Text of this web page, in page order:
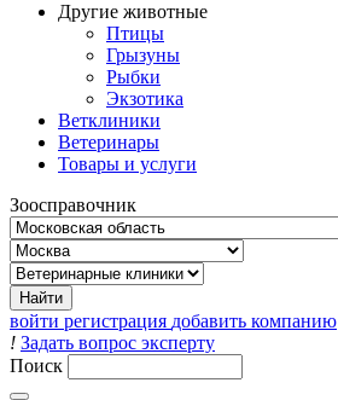
Другие животные
Птицы
Грызуны
Рыбки
Экзотика
Ветклиники
Ветеринары
Товары и услуги
Зоосправочник
войти регистрация добавить компанию
! Задать вопрос эксперту
Поиск